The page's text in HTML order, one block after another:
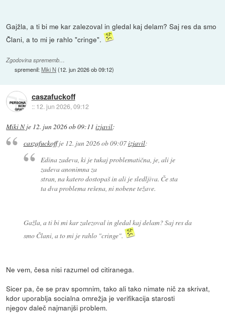
Gajžla, a ti bi me kar zalezoval in gledal kaj delam? Saj res da smo
Člani, a to mi je rahlo "cringe".
Zgodovina sprememb…
spremenil:Miki N (12. jun 2026 ob 09:12)
caszafuckoff
:: 12. jun 2026, 09:12
Miki Nje 12. jun 2026 ob 09:11 izjavil:
caszafuckoffje 12. jun 2026 ob 09:07izjavil:
Edina zadeva, ki je tukaj problematična, je, ali je
zadeva anonimna za
stran, na katero dostopaš in ali je sledljiva. Če sta
ta dva problema rešena, ni nobene težave.
Gažla, a ti bi mi kar zalezoval in gledal kaj delam? Saj res da
smo Člani, a to mi je rahlo "cringe".
Ne vem, česa nisi razumel od citiranega.
Sicer pa, če se prav spomnim, tako ali tako nimate nič za skrivat,
kdor uporablja socialna omrežja je verifikacija starosti
njegov daleč najmanjši problem.